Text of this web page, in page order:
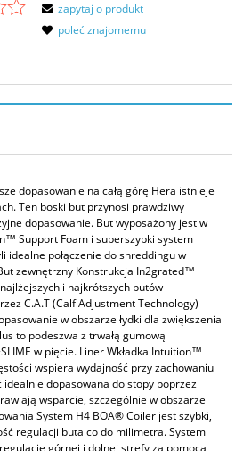
zapytaj o produkt
poleć znajomemu
dopasowanie na całą górę Hera istnieje
Ten boski but przynosi prawdziwy
dopasowanie. But wyposażony jest w
Support Foam i superszybki system
idealne połączenie do shreddingu w
zewnętrzny Konstrukcja In2grated™
i najkrótszych butów
C.A.T (Calf Adjustment Technology)
w obszarze łydki dla zwiększenia
to podeszwa z trwałą gumową
w pięcie. Liner Wkładka Intuition™
wspiera wydajność przy zachowaniu
dopasowana do stopy poprzez
wsparcie, szczególnie w obszarze
System H4 BOA® Coiler jest szybki,
regulacji buta co do milimetra. System